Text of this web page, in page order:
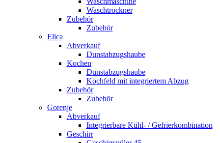
Waschtrockner
Zubehör
Zubehör
Elica
Abverkauf
Dunstabzugshaube
Kochen
Dunstabzugshaube
Kochfeld mit integriertem Abzug
Zubehör
Zubehör
Gorenje
Abverkauf
Integrierbare Kühl- / Gefrierkombination
Geschirr